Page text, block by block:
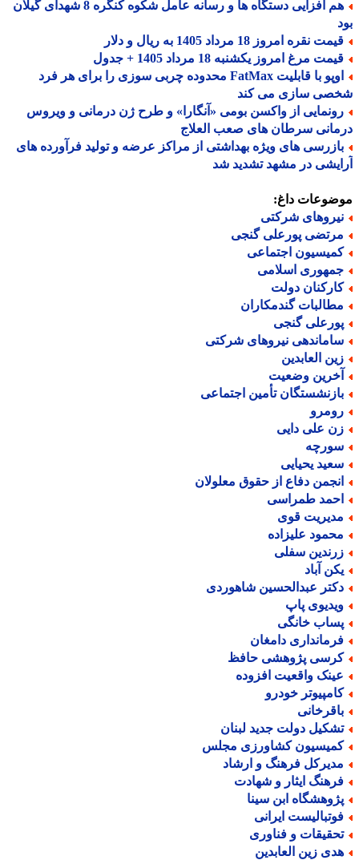
هم افزایی دستگاه ها و رسانه عامل شکوه کنگره 8 شهدای گیلان
نقره امروز 18 مرداد 1405 به ریال و دلار
مرغ امروز یکشنبه 18 مرداد 1405 + جدول
اوپو با قابلیت FatMax محدوده چربی سوزی را برای هر فرد
سازی می کند
از واکسن بومی «آنگارا» و طرح ژن درمانی و ویروس
سرطان های صعب العلاج
های ویژه بهداشتی از مراکز عرضه و تولید فرآورده های
در مشهد تشدید شد
داغ:
شرکتی
پورعلی گنجی
اجتماعی
اسلامی
دولت
گندمکاران
گنجی
نیروهای شرکتی
العابدین
وضعیت
تأمین اجتماعی
علی دایی
یحیایی
دفاع از حقوق معلولان
طمراسی
قوی
علیزاده
سفلی
آباد
عبدالحسین شاهوردی
پاپ
خانگی
دامغان
پژوهشی حافظ
واقعیت افزوده
خودرو
دولت جدید لبنان
کشاورزی مجلس
فرهنگ و ارشاد
ایثار و شهادت
ابن سینا
ایرانی
و فناوری
زین العابدین